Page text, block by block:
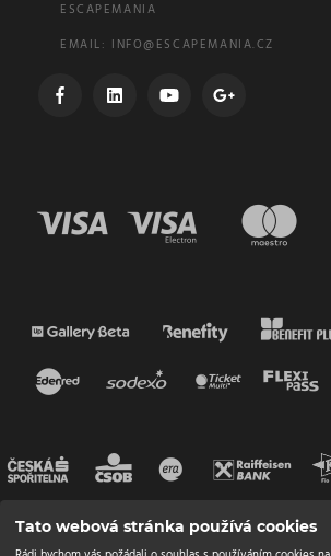
ESCAPEMANIA
EMAIL: INFO@ESCAPEMANIA.CZ
Tato webová stránka používá cookies